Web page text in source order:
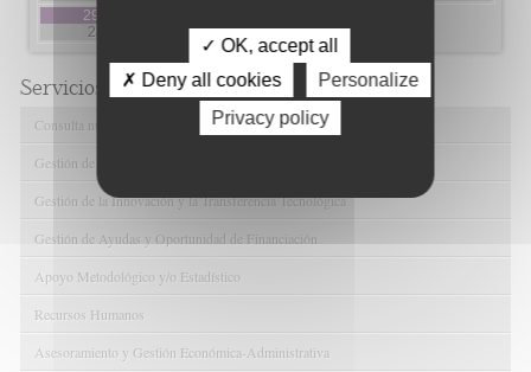
29
2
Servicios de FIBAO
Consulta nuestras Ofertas Tecnológicas
Gestión de Ensayos Clínicos y Estudios Observacionales
Gestión de la Innovación y la Transferencia Tecnológica
Gestión de Ayudas y Oportunidad de Financiación
Apoyo Metodológico y/o Estadístico
Recursos Humanos
Asesoramiento y Gestión Económica-Administrativa
✓ OK, accept all
✗ Deny all cookies
Personalize
Privacy policy